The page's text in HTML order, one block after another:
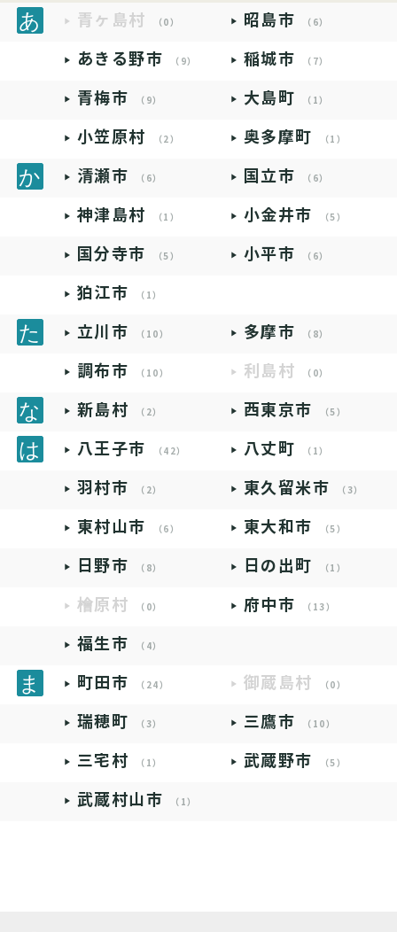
青ヶ島村 （0） 昭島市 （6）
あきる野市 （9） 稲城市 （7）
青梅市 （9） 大島町 （1）
小笠原村 （2） 奥多摩町 （1）
清瀬市 （6） 国立市 （6）
神津島村 （1） 小金井市 （5）
国分寺市 （5） 小平市 （6）
狛江市 （1）
立川市 （10） 多摩市 （8）
調布市 （10） 利島村 （0）
新島村 （2） 西東京市 （5）
八王子市 （42） 八丈町 （1）
羽村市 （2） 東久留米市 （3）
東村山市 （6） 東大和市 （5）
日野市 （8） 日の出町 （1）
檜原村 （0） 府中市 （13）
福生市 （4）
町田市 （24） 御蔵島村 （0）
瑞穂町 （3） 三鷹市 （10）
三宅村 （1） 武蔵野市 （5）
武蔵村山市 （1）